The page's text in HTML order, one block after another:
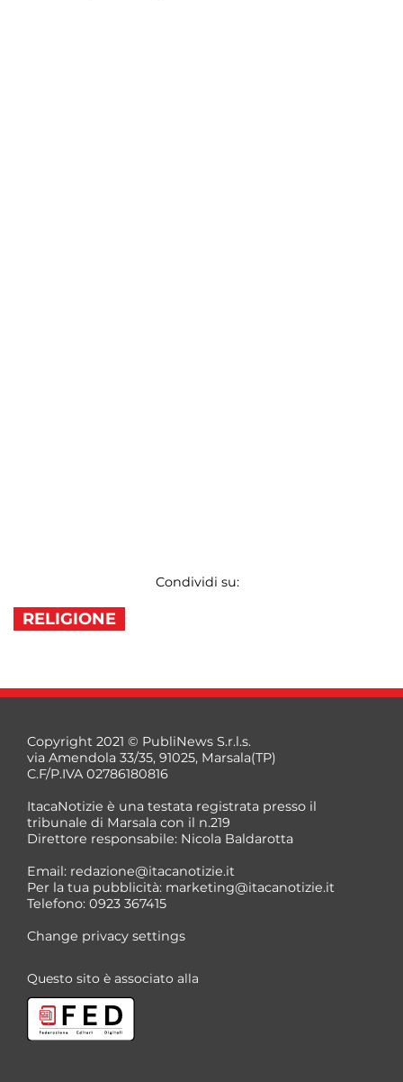
Condividi su:
RELIGIONE
Copyright 2021 © PubliNews S.r.l.s.
via Amendola 33/35, 91025, Marsala(TP)
C.F/P.IVA 02786180816
ItacaNotizie è una testata registrata presso il
tribunale di Marsala con il n.219
Direttore responsabile: Nicola Baldarotta
Email: redazione@itacanotizie.it
Per la tua pubblicità: marketing@itacanotizie.it
Telefono: 0923 367415
Change privacy settings
Questo sito è associato alla